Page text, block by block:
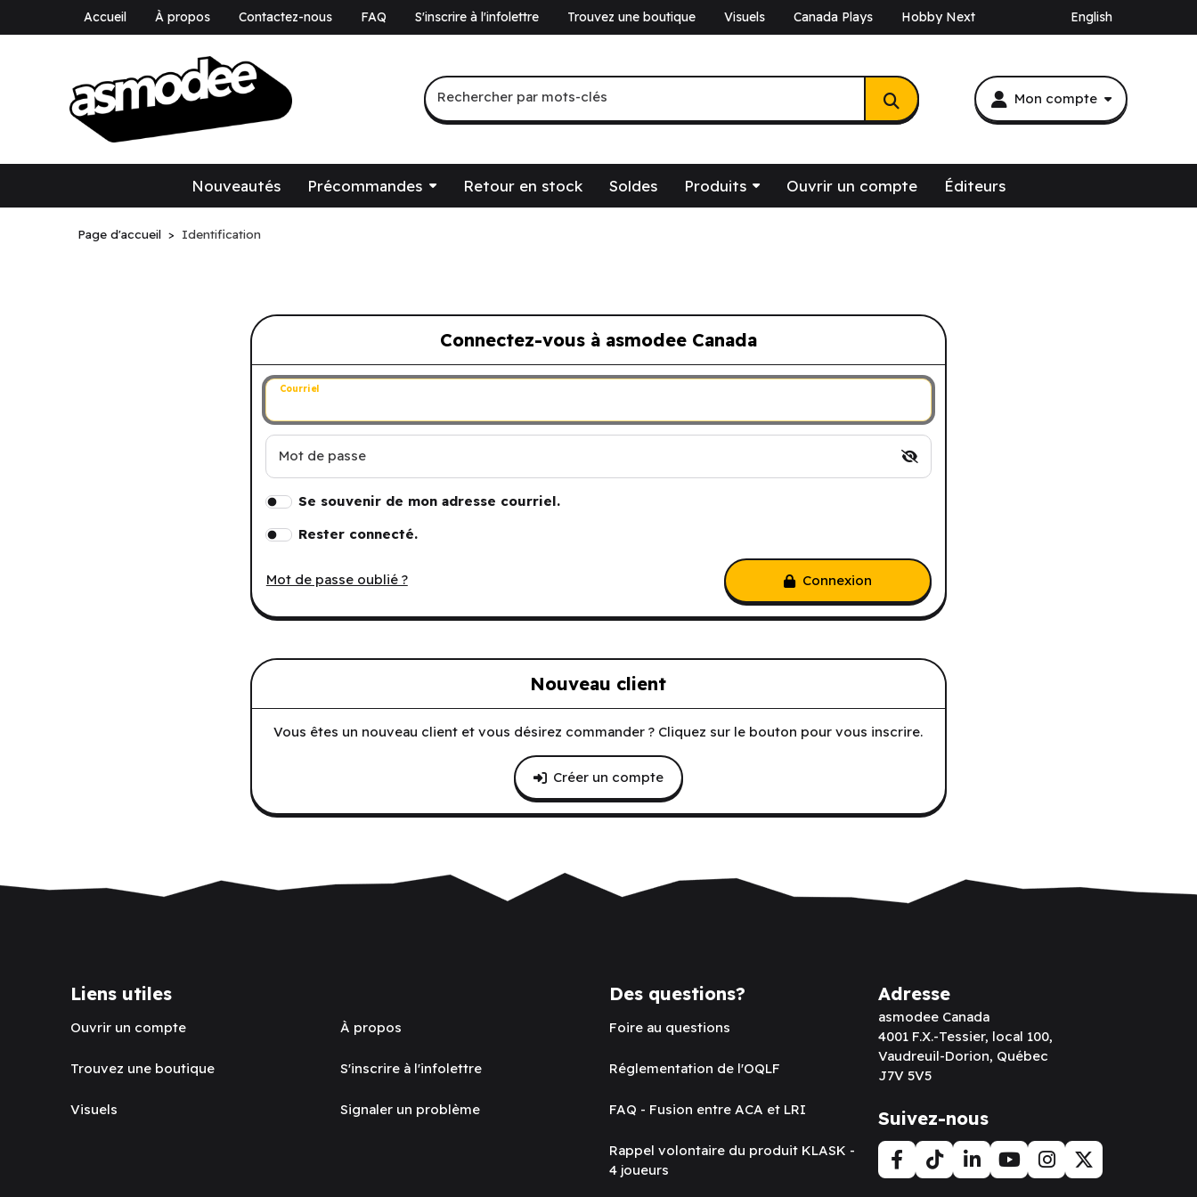
Accueil À propos Contactez-nous FAQ S'inscrire à l'infolettre Trouvez une boutique Visuels Canada Plays Hobby Next English
Mon compte
Recherche par mots-clés
Rechercher par mots-clés
Nouveautés Précommandes Retour en stock Soldes Produits Ouvrir un compte Éditeurs
Page d'accueil Identification
Connectez-vous à asmodee Canada
Connectez-vous à asmodee Canada
Courriel
Mot de passe
Se souvenir de mon adresse courriel.
Rester connecté.
Mot de passe oublié ? Connexion
Nouveau client
Vous êtes un nouveau client et vous désirez commander ? Cliquez sur le bouton pour vous inscrire.
Créer un compte
Liens utiles
Ouvrir un compte
Trouvez une boutique
Visuels
À propos
S'inscrire à l'infolettre
Signaler un problème
Des questions?
Foire au questions
Réglementation de l'OQLF
FAQ - Fusion entre ACA et LRI
Rappel volontaire du produit KLASK -
4 joueurs
Adresse
asmodee Canada
4001 F.X.-Tessier, local 100,
Vaudreuil-Dorion, Québec
J7V 5V5
Suivez-nous